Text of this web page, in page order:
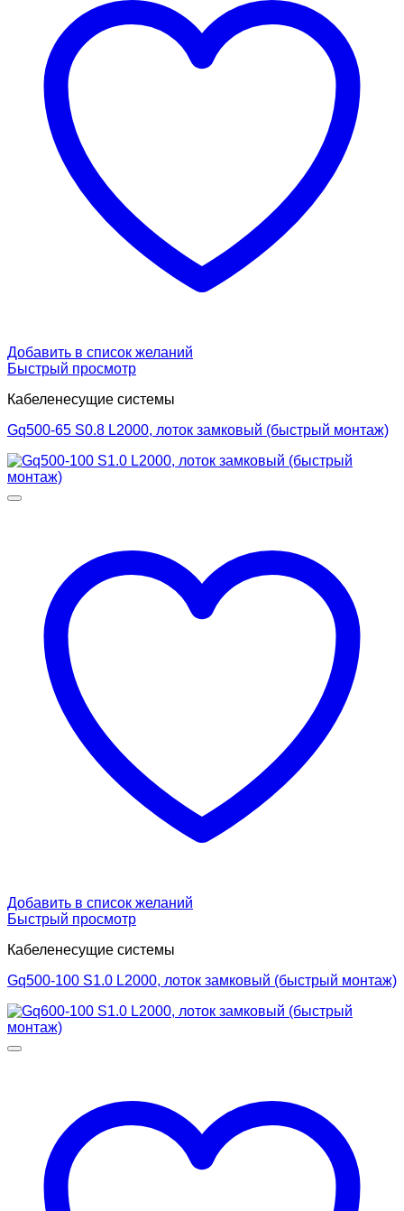
Добавить в список желаний
Быстрый просмотр
Кабеленесущие системы
Gq500-65 S0.8 L2000, лоток замковый (быстрый монтаж)
Добавить в список желаний
Быстрый просмотр
Кабеленесущие системы
Gq500-100 S1.0 L2000, лоток замковый (быстрый монтаж)